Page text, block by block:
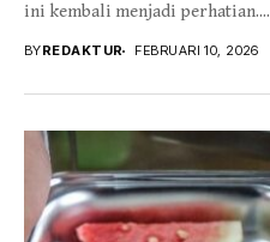
ini kembali menjadi perhatian....
BYREDAKTUR FEBRUARI 10, 2026